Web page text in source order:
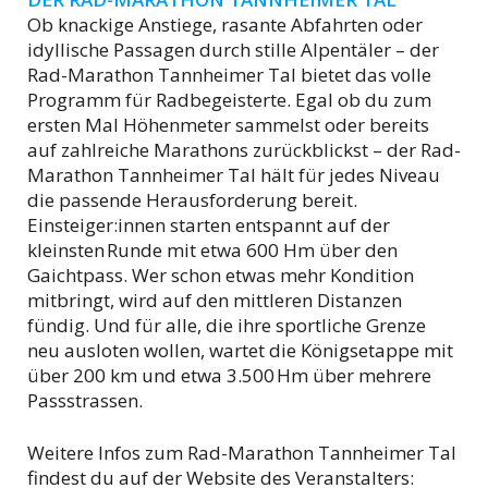
Ob knackige Anstiege, rasante Abfahrten oder
idyllische Passagen durch stille Alpentäler – der
Rad-Marathon Tannheimer Tal bietet das volle
Programm für Radbegeisterte. Egal ob du zum
ersten Mal Höhenmeter sammelst oder bereits
auf zahlreiche Marathons zurückblickst – der Rad-
Marathon Tannheimer Tal hält für jedes Niveau
die passende Herausforderung bereit.
Einsteiger:innen starten entspannt auf der
kleinsten Runde mit etwa 600 Hm über den
Gaichtpass. Wer schon etwas mehr Kondition
mitbringt, wird auf den mittleren Distanzen
fündig. Und für alle, die ihre sportliche Grenze
neu ausloten wollen, wartet die Königsetappe mit
über 200 km und etwa 3.500 Hm über mehrere
Passstrassen.
Weitere Infos zum Rad-Marathon Tannheimer Tal
findest du auf der Website des Veranstalters: